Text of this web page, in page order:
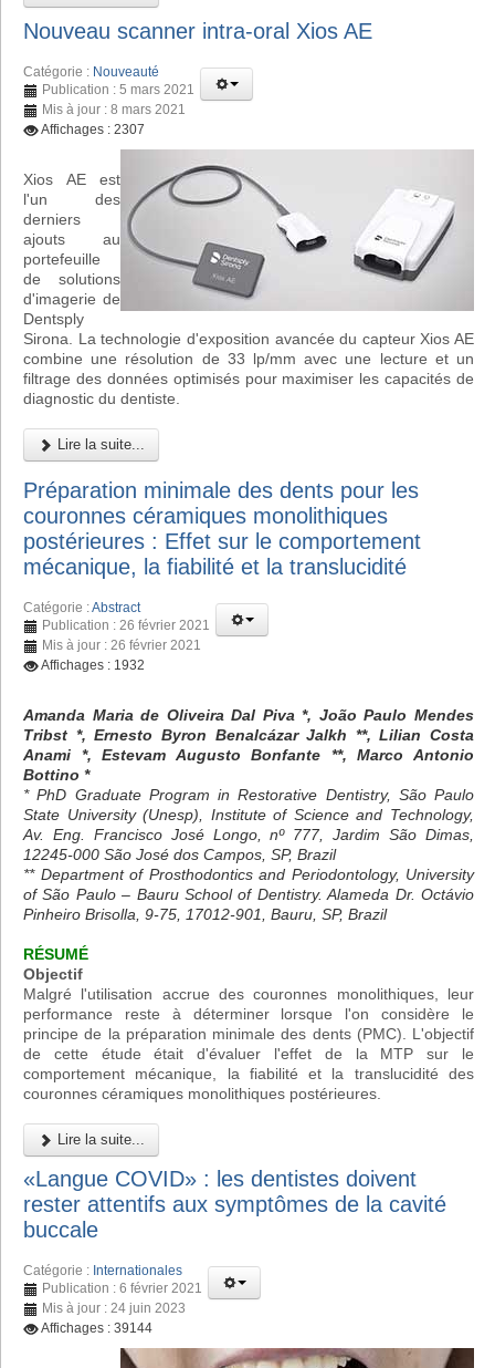
Nouveau scanner intra-oral Xios AE
Catégorie : Nouveauté
Publication : 5 mars 2021
Mis à jour : 8 mars 2021
Affichages : 2307
Xios AE est
l'un des
derniers
ajouts au
portefeuille
de solutions
d'imagerie de
Dentsply
Sirona. La technologie d'exposition avancée du capteur Xios AE
combine une résolution de 33 lp/mm avec une lecture et un
filtrage des données optimisés pour maximiser les capacités de
diagnostic du dentiste.
Lire la suite...
Préparation minimale des dents pour les
couronnes céramiques monolithiques
postérieures : Effet sur le comportement
mécanique, la fiabilité et la translucidité
Catégorie :Abstract
Publication : 26 février 2021
Mis à jour : 26 février 2021
Affichages : 1932
Amanda Maria de Oliveira Dal Piva *, João Paulo Mendes
Tribst *, Ernesto Byron Benalcázar Jalkh **, Lilian Costa
Anami *, Estevam Augusto Bonfante **, Marco Antonio
Bottino *
* PhD Graduate Program in Restorative Dentistry, São Paulo
State University (Unesp), Institute of Science and Technology,
Av. Eng. Francisco José Longo, nº 777, Jardim São Dimas,
12245-000 São José dos Campos, SP, Brazil
** Department of Prosthodontics and Periodontology, University
of São Paulo – Bauru School of Dentistry. Alameda Dr. Octávio
Pinheiro Brisolla, 9-75, 17012-901, Bauru, SP, Brazil
RÉSUMÉ
Objectif
Malgré l'utilisation accrue des couronnes monolithiques, leur
performance reste à déterminer lorsque l'on considère le
principe de la préparation minimale des dents (PMC). L'objectif
de cette étude était d'évaluer l'effet de la MTP sur le
comportement mécanique, la fiabilité et la translucidité des
couronnes céramiques monolithiques postérieures.
Lire la suite...
«Langue COVID» : les dentistes doivent
rester attentifs aux symptômes de la cavité
buccale
Catégorie : Internationales
Publication : 6 février 2021
Mis à jour : 24 juin 2023
Affichages : 39144